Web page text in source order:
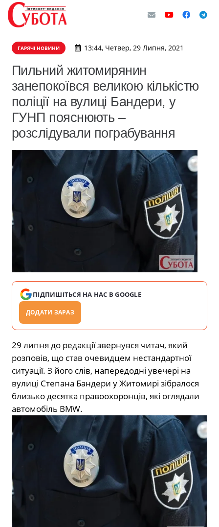
ГАРЯЧІ НОВИНИ 13:44, Четвер, 29 Липня, 2021
Пильний житомирянин
занепокоївся великою кількістю
поліції на вулиці Бандери, у
ГУНП пояснюють –
розслідували пограбування
ПІДПИШІТЬСЯ НА НАС В GOOGLE
ДОДАТИ ЗАРАЗ
29 липня до редакції звернувся читач, який
розповів, що став очевидцем нестандартної
ситуації. З його слів, напередодні увечері на
вулиці Степана Бандери у Житомирі зібралося
близько десятка правоохоронців, які оглядали
автомобіль BMW.